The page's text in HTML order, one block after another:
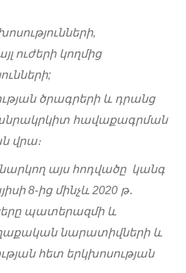
ուժերի կողմից
ծրագրերի և դրանց
հավաքագրման
վրա։
այս հոդվածը կանգ
8-ից մինչև 2020 թ․
պատերազմի և
նարատիվների և
հետ երկխոսության